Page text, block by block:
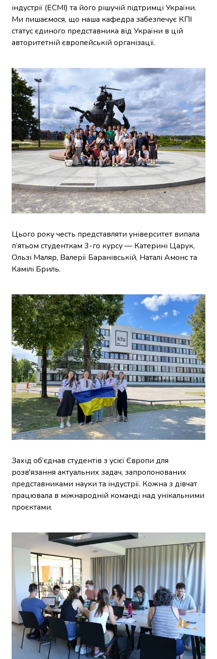
індустрії (ECMI) та його рішучій підтримці України.
Ми пишаємося, що наша кафедра забезпечує КПІ
статус єдиного представника від України в цій
авторитетній європейській організації.
Цього року честь представляти університет випала
п’ятьом студенткам 3-го курсу — Катерині Царук,
Ользі Маляр, Валерії Баранівській, Наталі Амонс та
Камілі Бриль.
Захід об’єднав студентів з усієї Європи для
розв'язання актуальних задач, запропонованих
представниками науки та індустрії. Кожна з дівчат
працювала в міжнародній команді над унікальними
проєктами.